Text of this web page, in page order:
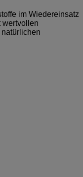
im Wiedereinsatz
wertvollen